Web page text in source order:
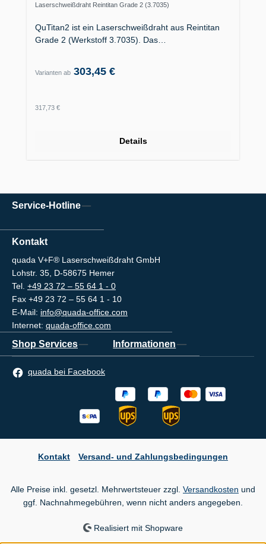
Laserschweißdraht Reintitan Grade 2 (3.7035)
QuTitan2 ist ein Laserschweißdraht aus Reintitan
Grade 2 (Werkstoff 3.7035). Das…
Varianten ab 303,45 €
Regulärer Preis:
317,73 €
Details
Service-Hotline
Kontakt
quada V+F® Laserschweißdraht GmbH
Lohstr. 35, D-58675 Hemer
Tel. +49 23 72 – 55 64 1 - 0
Fax +49 23 72 – 55 64 1 - 10
E-Mail: info@quada-office.com
Internet: quada-office.com
Shop Services Informationen
quada bei Facebook
Kontakt Versand- und Zahlungsbedingungen
Alle Preise inkl. gesetzl. Mehrwertsteuer zzgl. Versandkosten und
ggf. Nachnahmegebühren, wenn nicht anders angegeben.
Realisiert mit Shopware